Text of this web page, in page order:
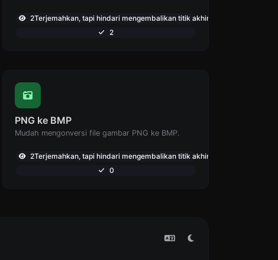
2Terjemahkan, tapi hindari mengembalikan titik akhir: ,765
2
PNG ke BMP
Mudah mengonversi file gambar PNG ke BMP.
2Terjemahkan, tapi hindari mengembalikan titik akhir: ,697
0